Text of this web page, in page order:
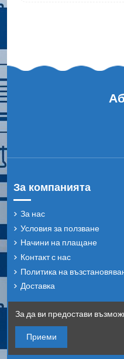
За компанията
За нас
Условия за ползване
Начини на плащане
Контакт с нас
Политика на
Доставка
За да ви предостави
Приеми